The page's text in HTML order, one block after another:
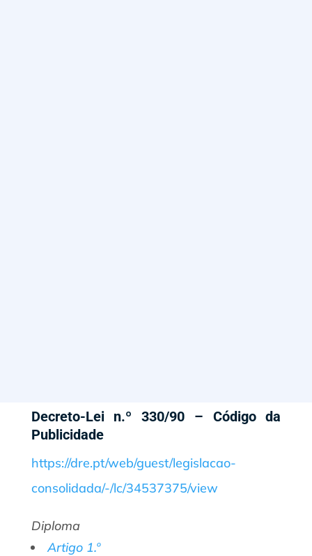
Decreto-Lei n.º 330/90 – Código da
Publicidade
https://dre.pt/web/guest/legislacao-
consolidada/-/lc/34537375/view
Diploma
Artigo 1.º